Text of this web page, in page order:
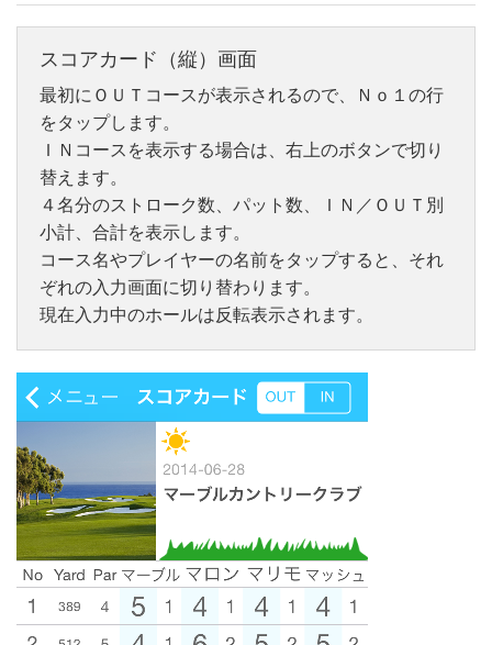
スコアカード（縦）画面
最初にＯＵＴコースが表示されるので、Ｎｏ１の行
をタップします。
ＩＮコースを表示する場合は、右上のボタンで切り
替えます。
４名分のストローク数、パット数、ＩＮ／ＯＵＴ別
小計、合計を表示します。
コース名やプレイヤーの名前をタップすると、それ
ぞれの入力画面に切り替わります。
現在入力中のホールは反転表示されます。